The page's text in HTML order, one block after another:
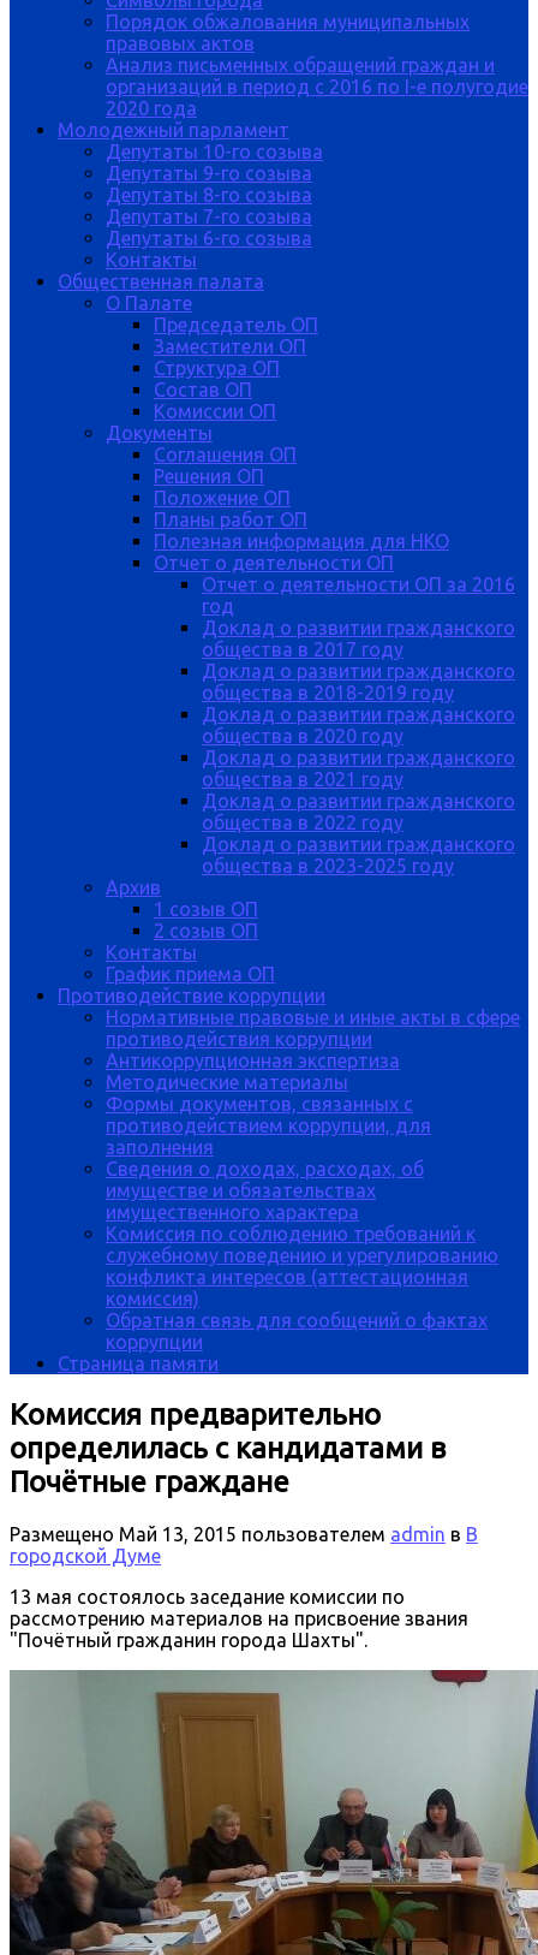
Порядок обжалования муниципальных
правовых актов
Анализ письменных обращений граждан и
организаций в период с 2016 по I-е полугодие
2020 года
Молодежный парламент
Депутаты 10-го созыва
Депутаты 9-го созыва
Депутаты 8-го созыва
Депутаты 7-го созыва
Депутаты 6-го созыва
Контакты
Общественная палата
О Палате
Председатель ОП
Заместители ОП
Структура ОП
Состав ОП
Комиссии ОП
Документы
Соглашения ОП
Решения ОП
Положение ОП
Планы работ ОП
Полезная информация для НКО
Отчет о деятельности ОП
Отчет о деятельности ОП за 2016
год
Доклад о развитии гражданского
общества в 2017 году
Доклад о развитии гражданского
общества в 2018-2019 году
Доклад о развитии гражданского
общества в 2020 году
Доклад о развитии гражданского
общества в 2021 году
Доклад о развитии гражданского
общества в 2022 году
Доклад о развитии гражданского
общества в 2023-2025 году
Архив
1 созыв ОП
2 созыв ОП
Контакты
График приема ОП
Противодействие коррупции
Нормативные правовые и иные акты в сфере
противодействия коррупции
Антикоррупционная экспертиза
Методические материалы
Формы документов, связанных с
противодействием коррупции, для
заполнения
Сведения о доходах, расходах, об
имуществе и обязательствах
имущественного характера
Комиссия по соблюдению требований к
служебному поведению и урегулированию
конфликта интересов (аттестационная
комиссия)
Обратная связь для сообщений о фактах
коррупции
Страница памяти
Комиссия предварительно
определилась с кандидатами в
Почётные граждане
Размещено Май 13, 2015 пользователем admin в В
городской Думе
13 мая состоялось заседание комиссии по
рассмотрению материалов на присвоение звания
"Почётный гражданин города Шахты".